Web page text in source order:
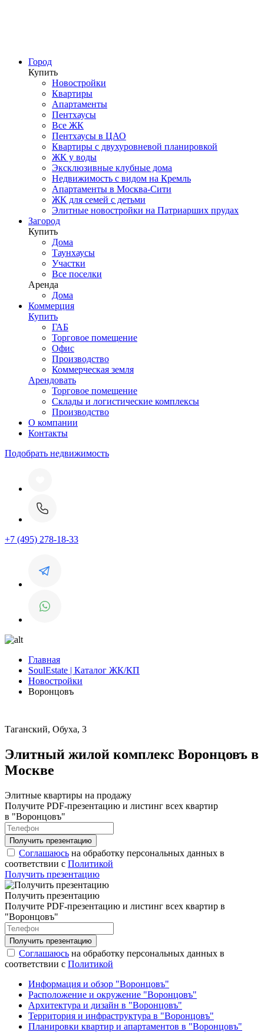
Город
Купить
Новостройки
Квартиры
Апартаменты
Пентхаусы
Все ЖК
Пентхаусы в ЦАО
Квартиры с двухуровневой планировкой
ЖК у воды
Эксклюзивные клубные дома
Недвижимость с видом на Кремль
Апартаменты в Москва-Сити
ЖК для семей с детьми
Элитные новостройки на Патриарших прудах
Загород
Купить
Дома
Таунхаусы
Участки
Все поселки
Аренда
Дома
Коммерция
Купить
ГАБ
Торговое помещение
Офис
Производство
Коммерческая земля
Арендовать
Торговое помещение
Склады и логистические комплексы
Производство
О компании
Контакты
Подобрать недвижимость
+7 (495) 278-18-33
Главная
SoulEstate | Каталог ЖК/КП
Новостройки
Воронцовъ
Таганский, Обуха, 3
Элитный жилой комплекс Воронцовъ в
Москве
Элитные квартиры на продажу
Получите PDF-презентацию и листинг всех квартир
в "Воронцовъ"
Соглашаюсь на обработку персональных данных в
соответствии с Политикой
Получить презентацию
Получить презентацию
Получите PDF-презентацию и листинг всех квартир в
"Воронцовъ"
Соглашаюсь на обработку персональных данных в
соответствии с Политикой
Информация и обзор "Воронцовъ"
Расположение и окружение "Воронцовъ"
Архитектура и дизайн в "Воронцовъ"
Территория и инфраструктура в "Воронцовъ"
Планировки квартир и апартаментов в "Воронцовъ"